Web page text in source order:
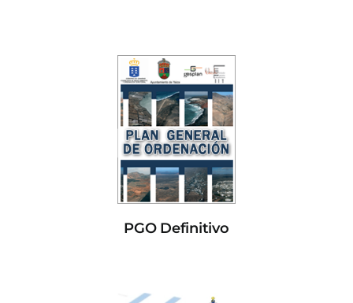
PGO Definitivo